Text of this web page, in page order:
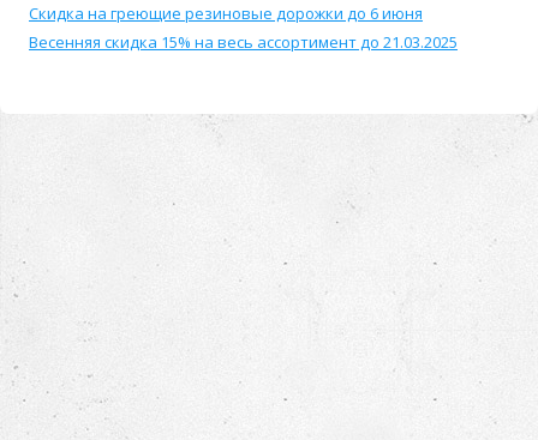
Скидка на греющие резиновые дорожки до 6 июня
Весенняя скидка 15% на весь ассортимент до 21.03.2025